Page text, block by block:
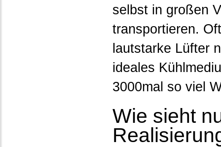
selbst in großen
transportieren.
lautstarke Lüfter
ideales
3000mal so viel
Wie sieht